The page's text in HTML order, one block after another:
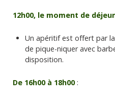
12h00, le moment de
Un apéritif est offert par
de pique-niquer avec
disposition.
De 16h00 à 18h00: